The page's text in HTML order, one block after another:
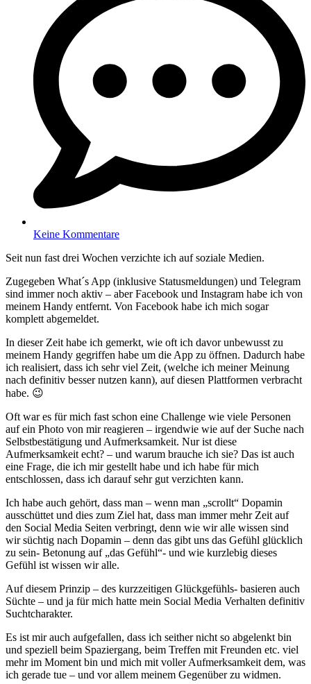
Keine Kommentare
Seit nun fast drei Wochen verzichte ich auf soziale Medien.
Zugegeben What´s App (inklusive Statusmeldungen) und Telegram
sind immer noch aktiv – aber Facebook und Instagram habe ich von
meinem Handy entfernt. Von Facebook habe ich mich sogar
komplett abgemeldet.
In dieser Zeit habe ich gemerkt, wie oft ich davor unbewusst zu
meinem Handy gegriffen habe um die App zu öffnen. Dadurch habe
ich realisiert, dass ich sehr viel Zeit, (welche ich meiner Meinung
nach definitiv besser nutzen kann), auf diesen Plattformen verbracht
habe. 😉
Oft war es für mich fast schon eine Challenge wie viele Personen
auf ein Photo von mir reagieren – irgendwie wie auf der Suche nach
Selbstbestätigung und Aufmerksamkeit. Nur ist diese
Aufmerksamkeit echt? – und warum brauche ich sie? Das ist auch
eine Frage, die ich mir gestellt habe und ich habe für mich
entschlossen, dass ich darauf sehr gut verzichten kann.
Ich habe auch gehört, dass man – wenn man „scrollt“ Dopamin
ausschüttet und dies zum Ziel hat, dass man immer mehr Zeit auf
den Social Media Seiten verbringt, denn wie wir alle wissen sind
wir süchtig nach Dopamin – denn das gibt uns das Gefühl glücklich
zu sein- Betonung auf „das Gefühl“- und wie kurzlebig dieses
Gefühl ist wissen wir alle.
Auf diesem Prinzip – des kurzzeitigen Glückgefühls- basieren auch
Süchte – und ja für mich hatte mein Social Media Verhalten definitiv
Suchtcharakter.
Es ist mir auch aufgefallen, dass ich seither nicht so abgelenkt bin
und speziell beim Spaziergang, beim Treffen mit Freunden etc. viel
mehr im Moment bin und mich mit voller Aufmerksamkeit dem, was
ich gerade tue – und vor allem meinem Gegenüber zu widmen.